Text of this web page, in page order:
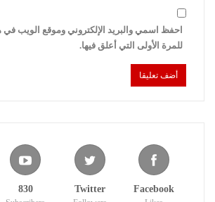
احفظ اسمي والبريد الإلكتروني وموقع الويب في
للمرة الأولى التي أعلق فيها.
Facebook
Twitter
830